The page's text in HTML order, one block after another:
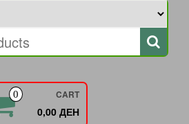
0 CART
0,00 ДЕН